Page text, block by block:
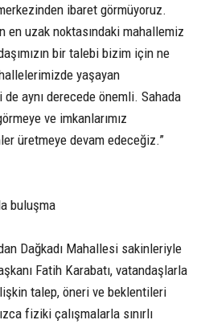
ibaret görmüyoruz.
en uzak noktasındaki mahallemiz
bir talebi bizim için ne
yaşayan
aynı derecede önemli. Sahada
ve imkanlarımız
üretmeye devam edeceğiz.”
buluşma
Dağkadı Mahallesi sakinleriyle
Fatih Karabatı, vatandaşlarla
talep, öneri ve beklentileri
fiziki çalışmalarla sınırlı